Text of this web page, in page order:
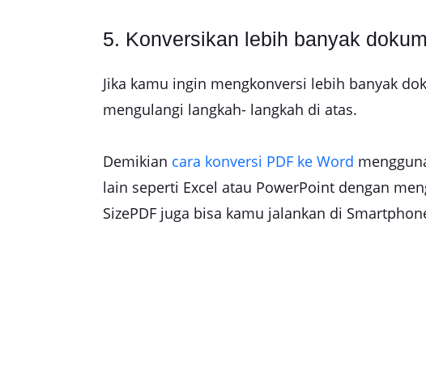
5. Konversikan lebih banyak
Jika kamu ingin mengkonversi lebih banyak
mengulangi langkah- langkah di atas.
Demikian cara konversi PDF ke Word
lain seperti Excel atau PowerPoint dengan
SizePDF juga bisa kamu jalankan di